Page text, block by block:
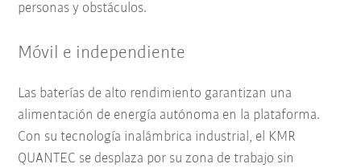
personas y obstáculos.
Móvil e independiente
Las baterías de alto rendimiento garantizan una
alimentación de energía autónoma en la plataforma.
Con su tecnología inalámbrica industrial, el KMR
QUANTEC se desplaza por su zona de trabajo sin